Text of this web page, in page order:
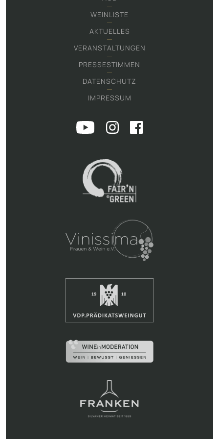
WEINLISTE
AKTUELLES
VERANSTALTUNGEN
PRESSESTIMMEN
DATENSCHUTZ
IMPRESSUM